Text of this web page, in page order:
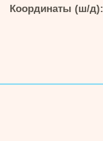
Координаты (ш/д):